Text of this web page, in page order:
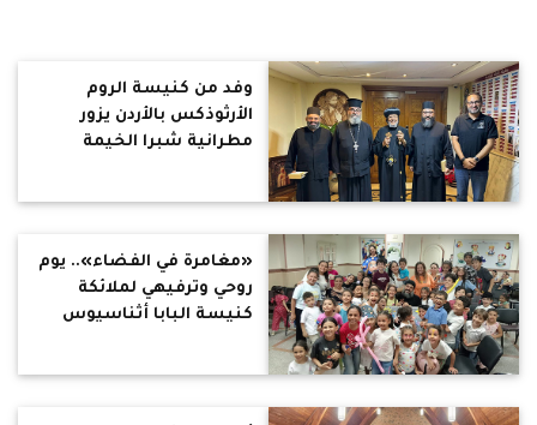
وفد من كنيسة الروم
الأرثوذكس بالأردن يزور
مطرانية شبرا الخيمة
«مغامرة في الفضاء».. يوم
روحي وترفيهي لملائكة
كنيسة البابا أثناسيوس